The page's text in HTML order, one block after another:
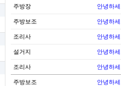
주방장 안녕하
주방보조 안녕하
조리사 안녕하
설거지 안녕하
조리사 안녕하
주방보조 안녕하